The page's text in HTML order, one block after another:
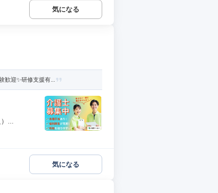
気になる
歓迎✨研修支援有...
...
気になる